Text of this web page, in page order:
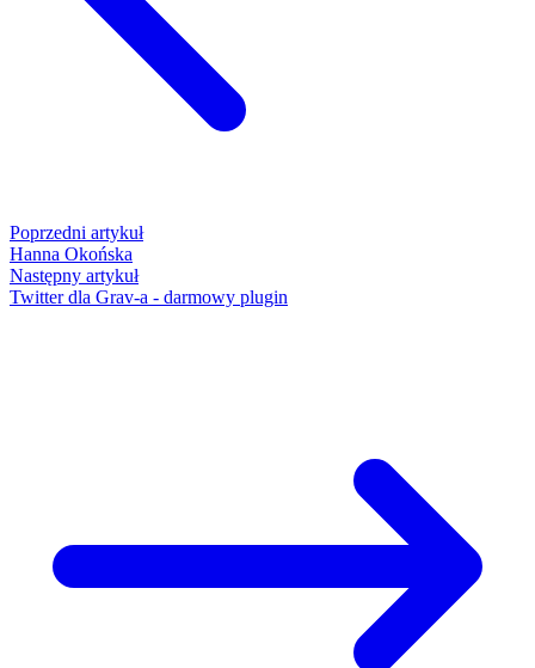
Poprzedni artykuł
Hanna Okońska
Następny artykuł
Twitter dla Grav-a - darmowy plugin